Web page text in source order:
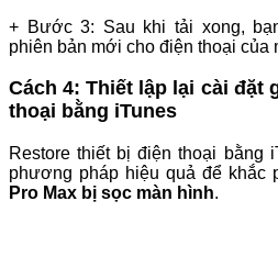
+ Bước 3: Sau khi tải xong,
phiên bản mới cho điện thoại của
Cách 4: Thiết lập lại cài đặt
thoại bằng iTunes
Restore thiết bị điện thoại bằng
phương pháp hiệu quả để khắc
Pro Max bị sọc màn hình.